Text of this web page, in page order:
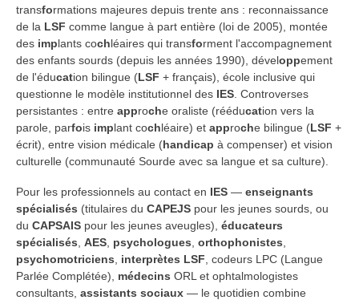
transformations majeures depuis trente ans : reconnaissance
de la LSF comme langue à part entière (loi de 2005), montée
des implants cochléaires qui transforment l'accompagnement
des enfants sourds (depuis les années 1990), développement
de l'éducation bilingue (LSF + français), école inclusive qui
questionne le modèle institutionnel des IES . Controverses
persistantes : entre approche oraliste (rééducation vers la
parole, parfois implant cochléaire) et approche bilingue (LSF +
écrit), entre vision médicale (handicap à compenser) et vision
culturelle (communauté Sourde avec sa langue et sa culture).
Pour les professionnels au contact en IES — enseignants
spécialisés (titulaires du CAPEJS pour les jeunes sourds, ou
du CAPSAIS pour les jeunes aveugles), éducateurs
spécialisés AES psychologues orthophonistes
psychomotriciens
interprètes LSF , codeurs LPC (Langue
Parlée Complétée), médecins ORL et ophtalmologistes
consultants, assistants sociaux — le quotidien combine